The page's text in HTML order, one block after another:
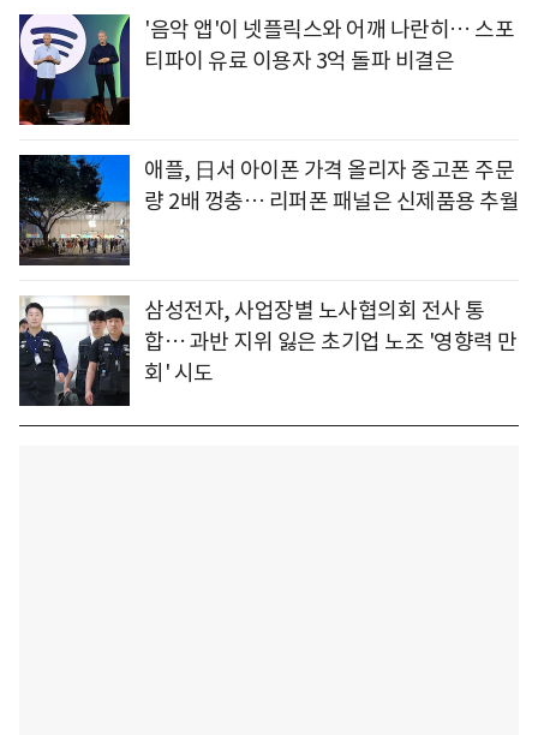
'음악 앱'이 넷플릭스와 어깨 나란히… 스포
티파이 유료 이용자 3억 돌파 비결은
애플, 日서 아이폰 가격 올리자 중고폰 주문
량 2배 껑충… 리퍼폰 패널은 신제품용 추월
삼성전자, 사업장별 노사협의회 전사 통
합… 과반 지위 잃은 초기업 노조 '영향력 만
회' 시도